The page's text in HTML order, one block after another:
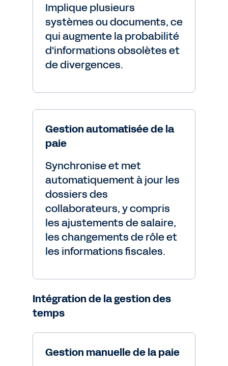
Implique plusieurs
systèmes ou documents, ce
qui augmente la probabilité
d'informations obsolètes et
de divergences.
Gestion automatisée de la
paie
Synchronise et met
automatiquement à jour les
dossiers des
collaborateurs, y compris
les ajustements de salaire,
les changements de rôle et
les informations fiscales.
Intégration de la gestion des
temps
Gestion manuelle de la paie